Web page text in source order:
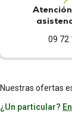
09 72
Nuestras ofertas
¿Un particular?